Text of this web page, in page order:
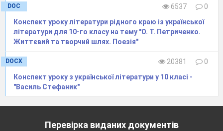
DOC 6537
0
Конспект уроку літератури рідного краю із української
літератури для 10-го класу на тему "О. Т. Петриченко.
Життєвий та творчий шлях. Поезія"
DOCX 20381
0
Конспект уроку з української літератури у 10 класі -
"Василь Стефаник"
Перевірка виданих документів